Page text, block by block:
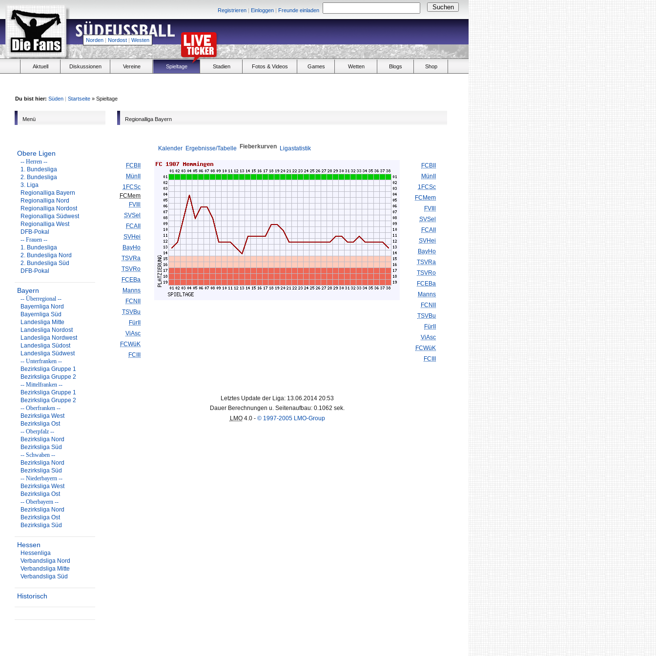
Registrieren | Einloggen | Freunde einladen
Norden | Nordost | Westen
Aktuell Diskussionen Vereine Spieltage Stadien Fotos & Videos Games Wetten Blogs Shop
Du bist hier: Süden | Startseite » Spieltage
Menü
Obere Ligen
-- Herren --
1. Bundesliga
2. Bundesliga
3. Liga
Regionalliga Bayern
Regionalliga Nord
Regionalliga Nordost
Regionalliga Südwest
Regionalliga West
DFB-Pokal
-- Frauen --
1. Bundesliga
2. Bundesliga Nord
2. Bundesliga Süd
DFB-Pokal
Bayern
-- Überregional --
Bayernliga Nord
Bayernliga Süd
Landesliga Mitte
Landesliga Nordost
Landesliga Nordwest
Landesliga Südost
Landesliga Südwest
-- Unterfranken --
Bezirksliga Gruppe 1
Bezirksliga Gruppe 2
-- Mittelfranken --
Bezirksliga Gruppe 1
Bezirksliga Gruppe 2
-- Oberfranken --
Bezirksliga West
Bezirksliga Ost
-- Oberpfalz --
Bezirksliga Nord
Bezirksliga Süd
-- Schwaben --
Bezirksliga Nord
Bezirksliga Süd
-- Niederbayern --
Bezirksliga West
Bezirksliga Ost
-- Oberbayern --
Bezirksliga Nord
Bezirksliga Ost
Bezirksliga Süd
Hessen
Hessenliga
Verbandsliga Nord
Verbandsliga Mitte
Verbandsliga Süd
Historisch
Regionalliga Bayern
Kalender Ergebnisse/Tabelle Fieberkurven Ligastatistik
FCBII
MünII
1FCSc
FCMem
FVIll
SVSel
FCAII
SVHei
BayHo
TSVRa
TSVRo
FCEBa
Manns
FCNII
TSVBu
FürII
ViAsc
FCWüK
FCIII
FCBII
MünII
1FCSc
FCMem
FVIll
SVSel
FCAII
SVHei
BayHo
TSVRa
TSVRo
FCEBa
Manns
FCNII
TSVBu
FürII
ViAsc
FCWüK
FCIII
Letztes Update der Liga: 13.06.2014 20:53
Dauer Berechnungen u. Seitenaufbau: 0.1062 sek.
LMO4.0 - © 1997-2005 LMO-Group